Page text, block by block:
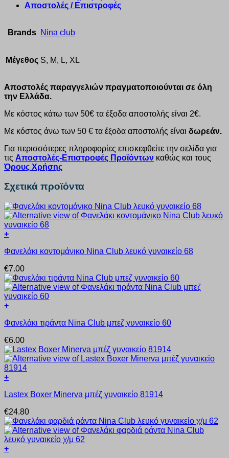
Αποστολές / Επιστροφές
Brands Nina club
Μέγεθος S, M, L, XL
Αποστολές παραγγελιών πραγματοποιούνται σε όλη
την Ελλάδα.
Με κόστος κάτω των 50€ τα έξοδα αποστολής είναι 2€.
Με κόστος άνω των 50 € τα έξοδα αποστολής είναι δωρεάν.
Για περισσότερες πληροφορίες επισκεφθείτε την σελίδα για
τις Αποστολές-Επιστροφές Προϊόντων καθώς και τους
Όρους Χρήσης
Σχετικά προϊόντα
+
το
έχει
πολλαπλές
παραλλαγές.
Οι
επιλογές
να
στη
σελίδα
του
προϊόντος
Φανελάκι κοντομάνικο Nina Club λευκό γυναικείο 68
€7.00
+
το
έχει
πολλαπλές
παραλλαγές.
Οι
επιλογές
να
στη
σελίδα
του
προϊόντος
Φανελάκι τιράντα Nina Club μπεζ γυναικείο 60
€6.00
+
το
έχει
πολλαπλές
παραλλαγές.
Οι
επιλογές
Lastex Boxer Minerva μπέζ γυναικείο 81914
€24.80
+